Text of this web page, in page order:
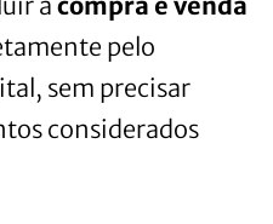
pelo
sem precisar
considerados